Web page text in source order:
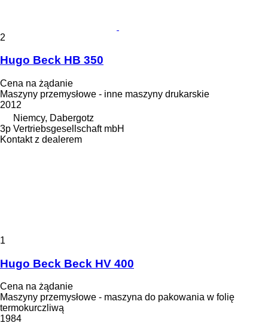
2
Hugo Beck HB 350
Cena na żądanie
Maszyny przemysłowe - inne maszyny drukarskie
2012
Niemcy, Dabergotz
3p Vertriebsgesellschaft mbH
Kontakt z dealerem
1
Hugo Beck Beck HV 400
Cena na żądanie
Maszyny przemysłowe - maszyna do pakowania w folię
termokurczliwą
1984